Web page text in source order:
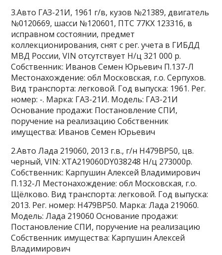
3.Авто ГАЗ-21И, 1961 г/в, кузов №21389, двигатель
№0120669, шасси №120601, ПТС 77КХ 123316, в
исправном состоянии, предмет
коллекционирования, снят с peг. учета в ГИБДД
МВД России, VIN отсутствует Н/ц 321 000 р.
Собственник: Иванов Семен Юрьевич П.137-Л
Местонахождение: обл Московская, г.о. Серпухов.
Вид транспорта: легковой. Год выпуска: 1961. Рег.
номер: -. Марка: ГАЗ-21И. Модель: ГАЗ-21И
Основание продажи: Постановление СПИ,
поручение на реализацию Собственник
имущества: Иванов Семен Юрьевич
2.Авто Лада 219060, 2013 г.в., г/н Н479ВР50, цв.
черный, VIN: XTA219060DY038248 Н/ц 273000р.
Собственник: Карпушин Алексей Владимирович
П.132-Л Местонахождение: обл Московская, г.о.
Щёлково. Вид транспорта: легковой. Год выпуска:
2013. Рег. номер: Н479ВР50. Марка: Лада 219060.
Модель: Лада 219060 Основание продажи:
Постановление СПИ, поручение на реализацию
Собственник имущества: Карпушин Алексей
Владимирович